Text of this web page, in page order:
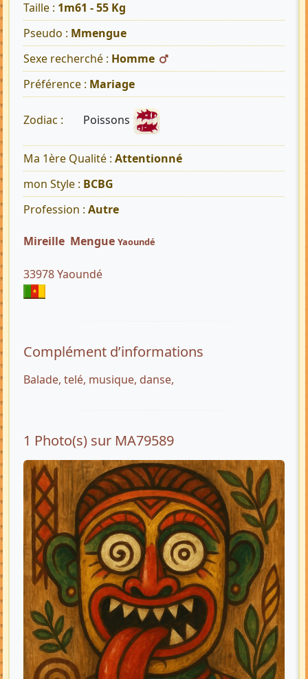
Taille : 1m61 - 55 Kg
Pseudo : Mmengue
Sexe recherché : Homme
Préférence : Mariage
Zodiac : Poissons
Ma 1ère Qualité : Attentionné
mon Style : BCBG
Profession : Autre
Mireille Mengue Yaoundé
33978 Yaoundé
Complément d’informations
Balade, telé, musique, danse,
1 Photo(s) sur MA79589